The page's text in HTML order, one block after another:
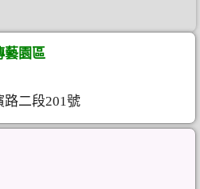
藝園區
路二段201號